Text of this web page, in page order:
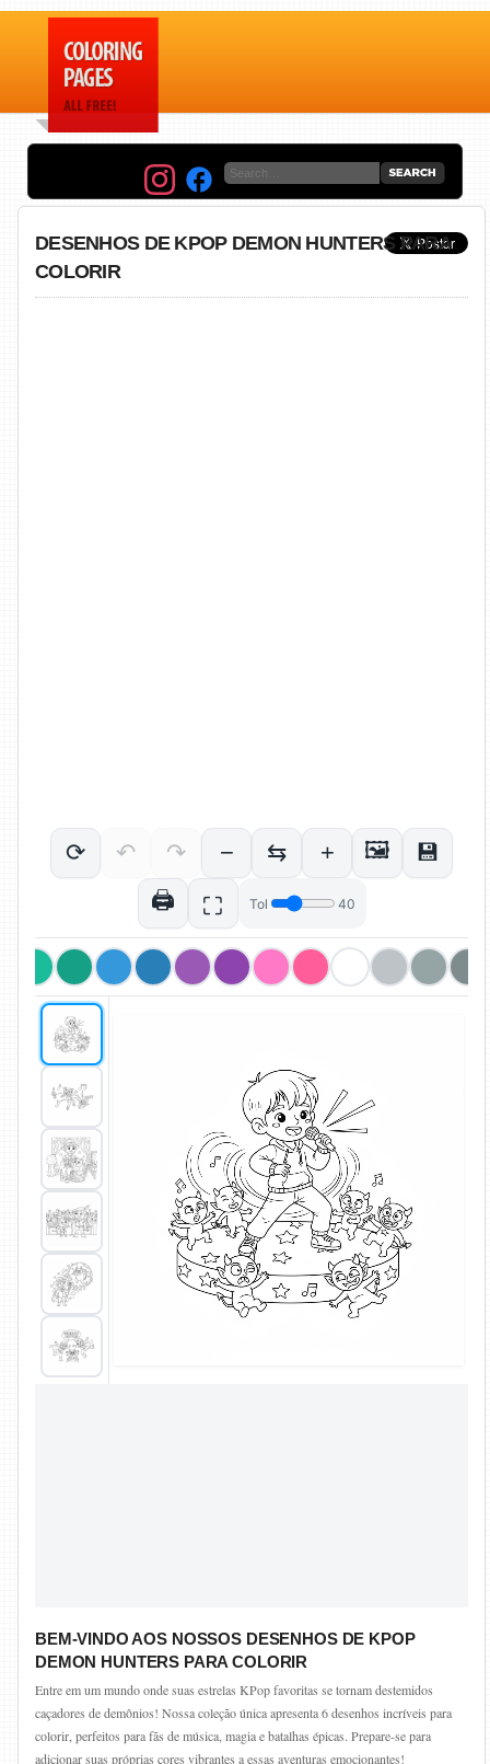
DESENHOS DE KPOP DEMON HUNTERS PARA
COLORIR
BEM-VINDO AOS NOSSOS DESENHOS DE KPOP
DEMON HUNTERS PARA COLORIR
Entre em um mundo onde suas estrelas KPop favoritas se tornam destemidos
caçadores de demônios! Nossa coleção única apresenta 6 desenhos incríveis para
colorir, perfeitos para fãs de música, magia e batalhas épicas. Prepare-se para
adicionar suas próprias cores vibrantes a essas aventuras emocionantes!